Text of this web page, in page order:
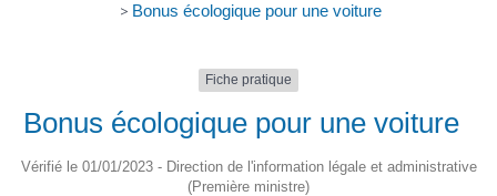
> Bonus écologique pour une voiture
Fiche pratique
Bonus écologique pour une voiture
Vérifié le 01/01/2023 - Direction de l'information légale et administrative
(Première ministre)